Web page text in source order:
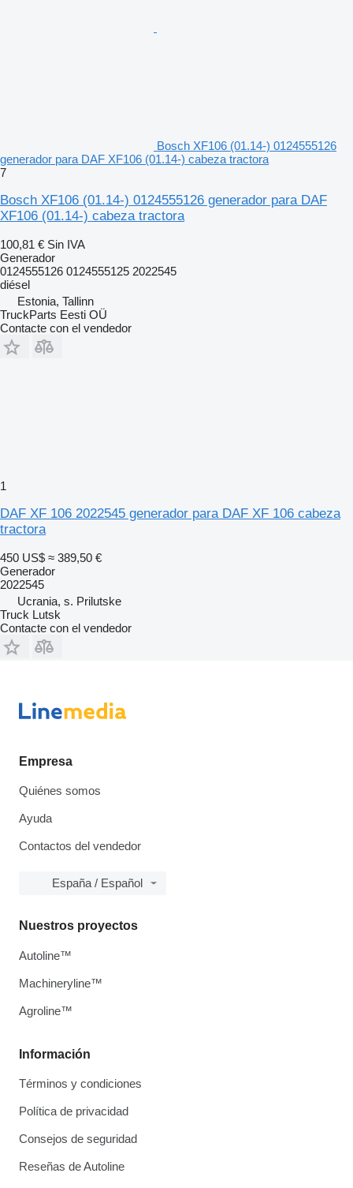
Bosch XF106 (01.14-) 0124555126
generador para DAF XF106 (01.14-) cabeza tractora
7
Bosch XF106 (01.14-) 0124555126 generador para DAF
XF106 (01.14-) cabeza tractora
100,81 € Sin IVA
Generador
0124555126 0124555125 2022545
diésel
Estonia, Tallinn
TruckParts Eesti OÜ
Contacte con el vendedor
1
DAF XF 106 2022545 generador para DAF XF 106 cabeza
tractora
450 US$ ≈ 389,50 €
Generador
2022545
Ucrania, s. Prilutske
Truck Lutsk
Contacte con el vendedor
Empresa
Quiénes somos
Ayuda
Contactos del vendedor
España / Español
Información
Términos y condiciones
Política de privacidad
Consejos de seguridad
Reseñas de Autoline
Nuestros proyectos
Autoline™
Machineryline™
Agroline™